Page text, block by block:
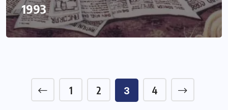
1993
1 2 3 4